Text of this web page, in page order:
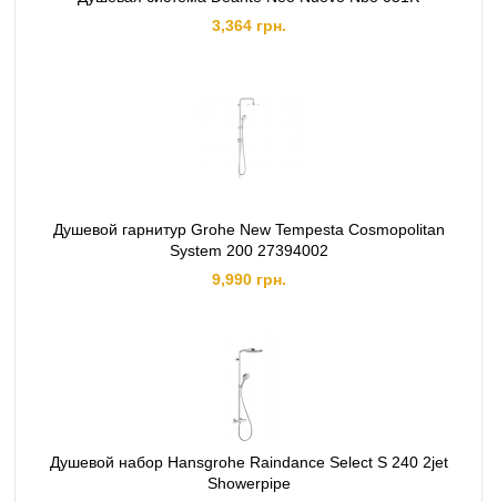
3,364 грн.
Душевой гарнитур Grohe New Tempesta Cosmopolitan
System 200 27394002
9,990 грн.
Душевой набор Hansgrohe Raindance Select S 240 2jet
Showerpipe